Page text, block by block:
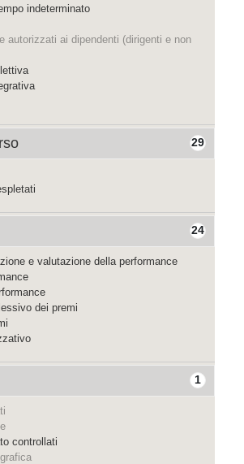
indeterminato
autorizzati ai dipendenti (dirigenti e non
29
24
e valutazione della performance
dei premi
1
controllati